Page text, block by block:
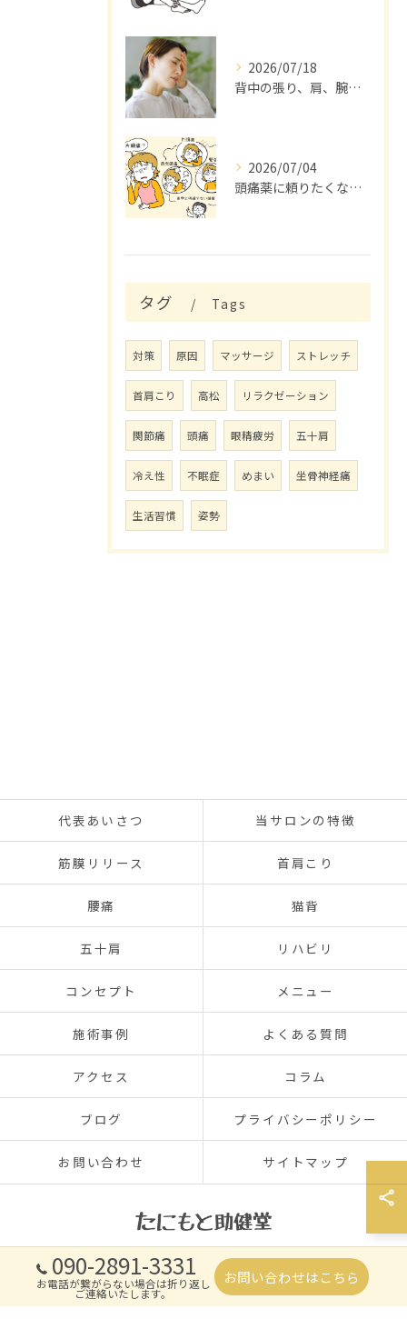
2026/07/18
背中の張り、肩、腕が痛くて来店
2026/07/04
頭痛薬に頼りたくないアナタへ。
タグ Tags
対策 原因 マッサージ ストレッチ
首肩こり 高松 リラクゼーション
関節痛 頭痛 眼精疲労 五十肩
冷え性 不眠症 めまい 坐骨神経痛
生活習慣 姿勢
090-2891-3331
お電話が繋がらない場合は折り返し
ご連絡いたします。
お問い合わせはこちら
代表あいさつ 当サロンの特徴
筋膜リリース 首肩こり
腰痛 猫背
五十肩 リハビリ
コンセプト メニュー
施術事例 よくある質問
アクセス コラム
ブログ プライバシーポリシー
お問い合わせ サイトマップ
© 2026 香川県高松のリラクゼーションならたにもと助健堂 ALL RIGHTS
RESERVED.